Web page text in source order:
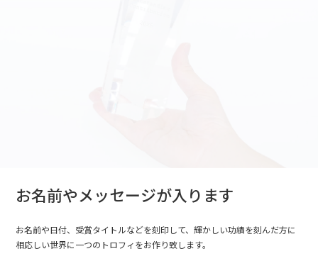
お名前やメッセージが入ります
お名前や日付、受賞タイトルなどを刻印して、輝かしい功績を刻んだ方に
相応しい世界に一つのトロフィをお作り致します。